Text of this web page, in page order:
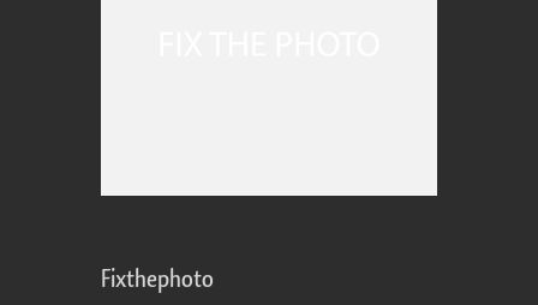
Fixthephoto